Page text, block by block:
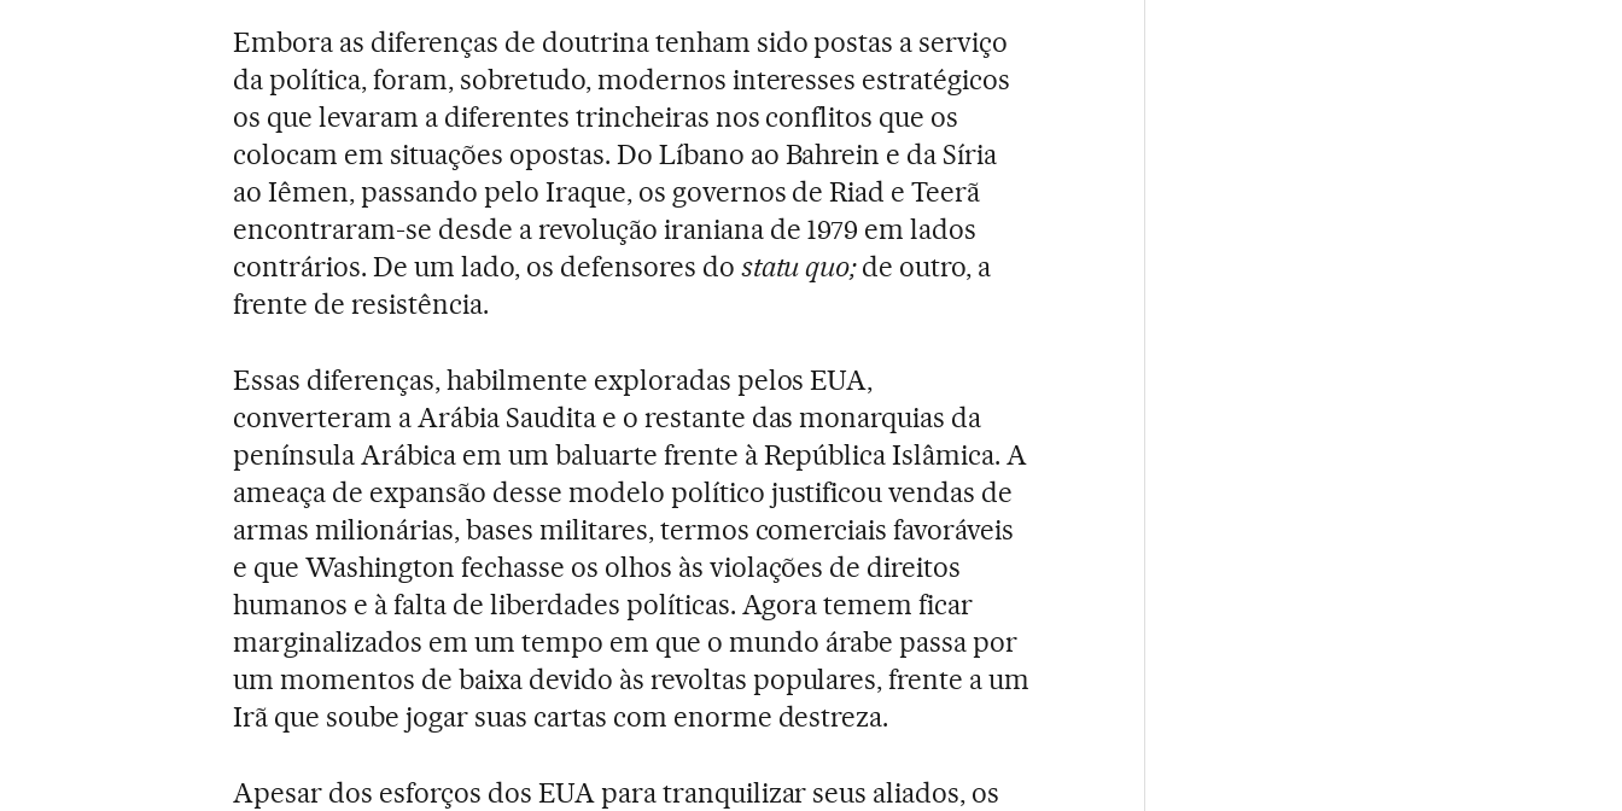
Embora as diferenças de doutrina tenham sido postas a serviço
da política, foram, sobretudo, modernos interesses estratégicos
os que levaram a diferentes trincheiras nos conflitos que os
colocam em situações opostas. Do Líbano ao Bahrein e da Síria
ao Iêmen, passando pelo Iraque, os governos de Riad e Teerã
encontraram-se desde a revolução iraniana de 1979 em lados
contrários. De um lado, os defensores do statu quo;de outro, a
frente de resistência.
Essas diferenças, habilmente exploradas pelos EUA,
converteram a Arábia Saudita e o restante das monarquias da
península Arábica em um baluarte frente à República Islâmica. A
ameaça de expansão desse modelo político justificou vendas de
armas milionárias, bases militares, termos comerciais favoráveis
e que Washington fechasse os olhos às violações de direitos
humanos e à falta de liberdades políticas. Agora temem ficar
marginalizados em um tempo em que o mundo árabe passa por
um momentos de baixa devido às revoltas populares, frente a um
Irã que soube jogar suas cartas com enorme destreza.
Apesar dos esforços dos EUA para tranquilizar seus aliados, os